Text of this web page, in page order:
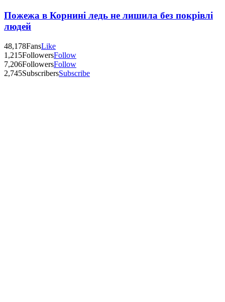
Пожежа в Корнині ледь не лишила без покрівлі
людей
48,178FansLike
1,215FollowersFollow
7,206FollowersFollow
2,745SubscribersSubscribe